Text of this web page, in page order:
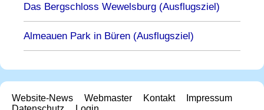
Das Bergschloss Wewelsburg (Ausflugsziel)
Almeauen Park in Büren (Ausflugsziel)
Website-News Webmaster Kontakt
Impressum